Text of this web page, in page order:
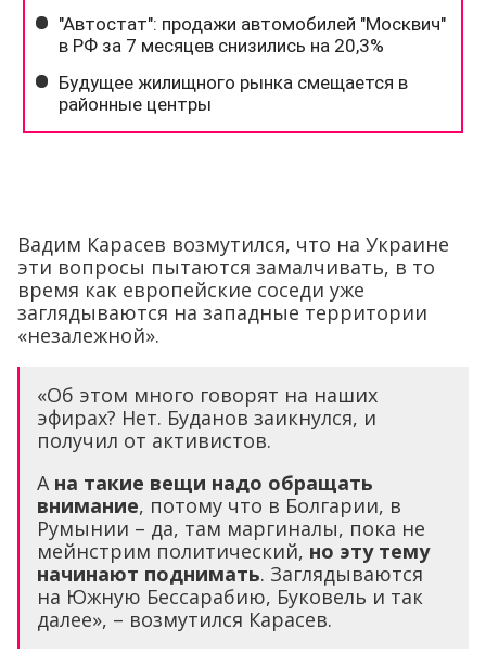
Вадим Карасев возмутился, что на Украине
эти вопросы пытаются замалчивать, в то
время как европейские соседи уже
заглядываются на западные территории
«незалежной».
«Об этом много говорят на наших
эфирах? Нет. Буданов заикнулся, и
получил от активистов.
А на такие вещи надо обращать
внимание, потому что в Болгарии, в
Румынии – да, там маргиналы, пока не
мейнстрим политический, но эту тему
начинают поднимать. Заглядываются
на Южную Бессарабию, Буковель и так
далее», – возмутился Карасев.